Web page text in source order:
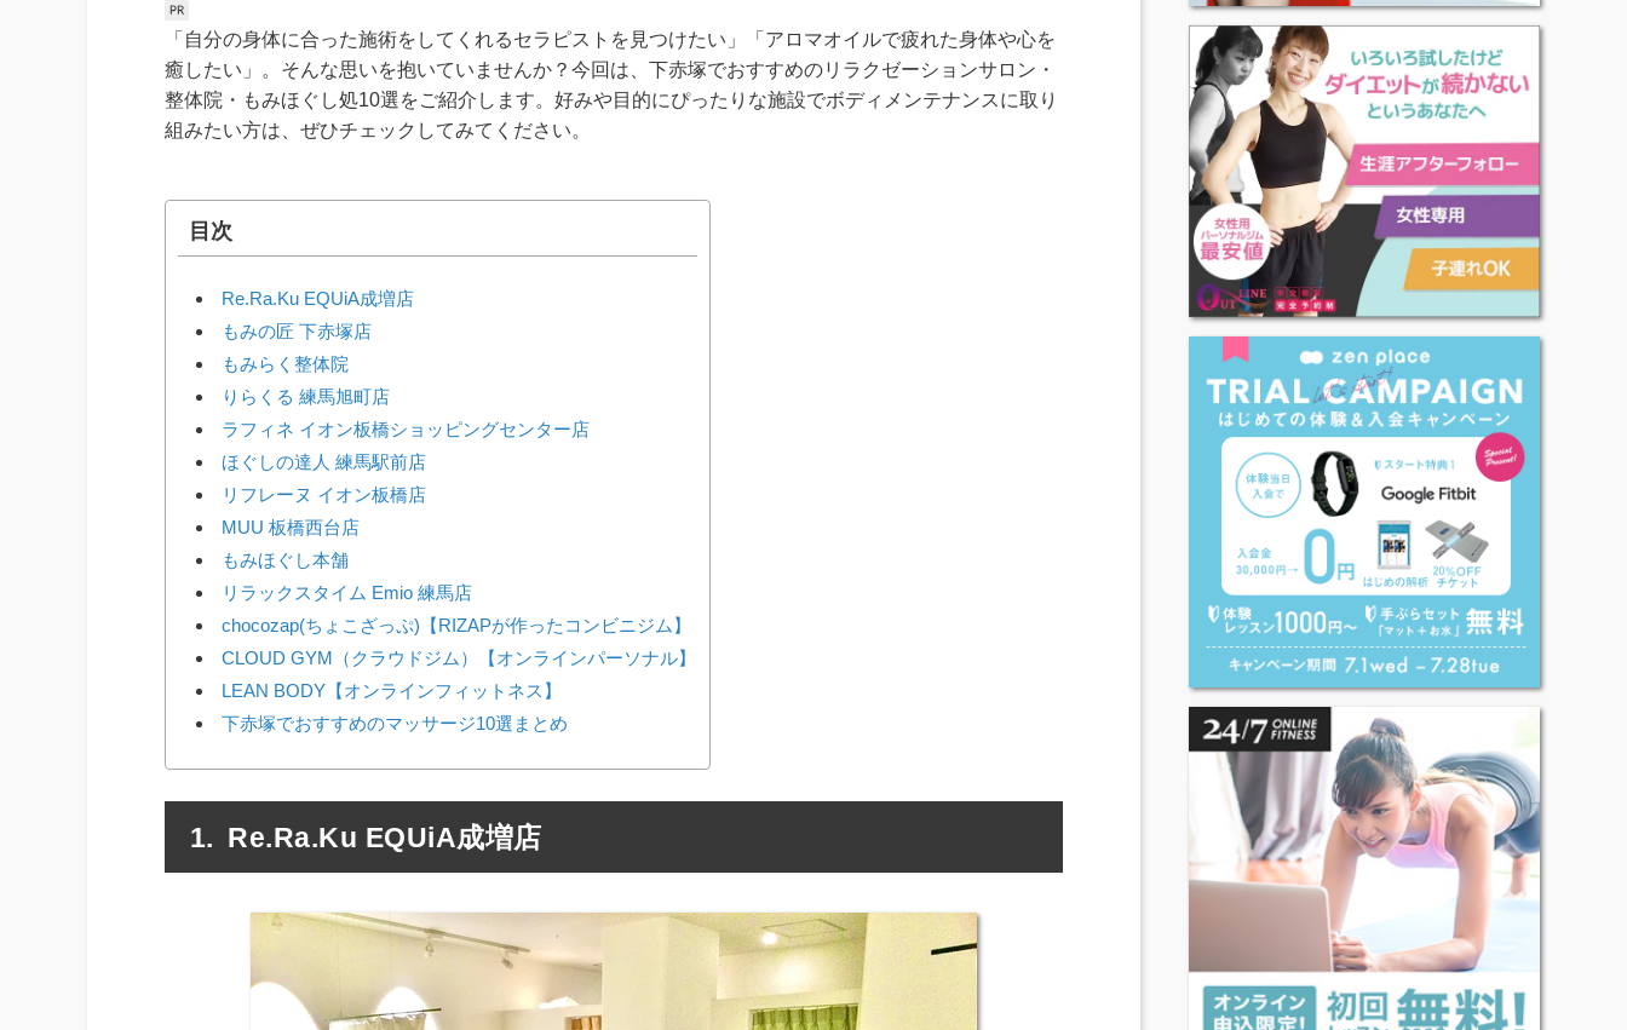
「自分の身体に合った施術をしてくれるセラピストを見つけたい」「アロマオイルで疲れた身体や心を
癒したい」。そんな思いを抱いていませんか？今回は、下赤塚でおすすめのリラクゼーションサロン・
整体院・もみほぐし処10選をご紹介します。好みや目的にぴったりな施設でボディメンテナンスに取り
組みたい方は、ぜひチェックしてみてください。
目次
Re.Ra.Ku EQUiA成増店
もみの匠 下赤塚店
もみらく整体院
りらくる 練馬旭町店
ラフィネ イオン板橋ショッピングセンター店
ほぐしの達人 練馬駅前店
リフレーヌ イオン板橋店
MUU 板橋西台店
もみほぐし本舗
リラックスタイム Emio 練馬店
chocozap(ちょこざっぷ)【RIZAPが作ったコンビニジム】
CLOUD GYM（クラウドジム）【オンラインパーソナル】
LEAN BODY【オンラインフィットネス】
下赤塚でおすすめのマッサージ10選まとめ
Re.Ra.Ku EQUiA成増店